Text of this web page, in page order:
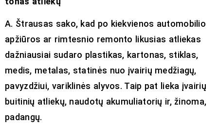
A. Štrausas sako, kad po kiekvienos automobilio
apžiūros ar rimtesnio remonto likusias atliekas
dažniausiai sudaro plastikas, kartonas, stiklas,
medis, metalas, statinės nuo įvairių medžiagų,
pavyzdžiui, variklinės alyvos. Taip pat lieka įvairių
buitinių atliekų, naudotų akumuliatorių ir, žinoma,
padangų.